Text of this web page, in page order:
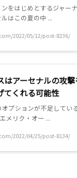
をはじめとするジャー
はこの夏の中 ...
2022/05/12/post-8236/
はアーセナルの攻
てくれる可能性
プションが不足してい
メリク・オー ...
2022/04/25/post-8134/